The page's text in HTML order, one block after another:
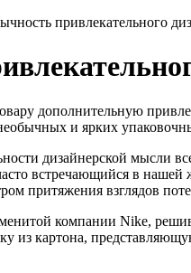
привлекательного
дополнительную
и ярких
дизайнерской мысли
встречающийся в
притяжения взглядов
компании Nike,
из картона,